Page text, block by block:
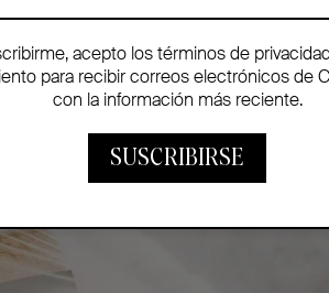
y un toque muy español —
casas que merecen aparecer
de velos de novia. Esta firma
1923 y se ha especializado
en mantillas, velos y
a mano.
acepto los términos de
para recibir correos electrónicos de
con la información más reciente.
SUSCRIBIRSE